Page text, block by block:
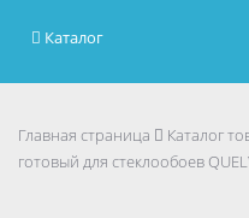
Каталог
Главная страница Каталог
готовый для стеклообоев